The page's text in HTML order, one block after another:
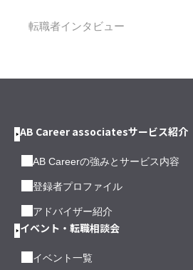
転職者インタビュー
AB Career associatesサービス紹介
AB Careerの強みとサービス内容
登録者プロファイル
アドバイザー紹介
イベント・転職相談会
イベント一覧